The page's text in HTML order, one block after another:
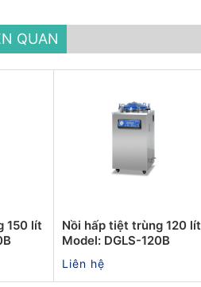
QUAN
150 lít
Nồi hấp tiệt trùng 120 lít
Model: DGLS-120B
Liên hệ